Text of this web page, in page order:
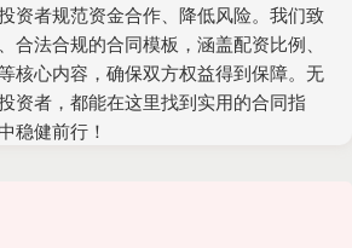
资者规范资金合作、降低风险。我们致
合法合规的合同模板，涵盖配资比例、
核心内容，确保双方权益得到保障。无
资者，都能在这里找到实用的合同指
稳健前行！